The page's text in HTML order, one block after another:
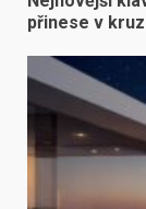
přinese v